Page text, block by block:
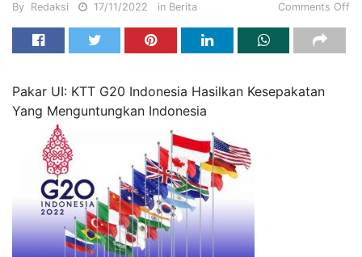
By Redaksi 17/11/2022 in Berita Comments Off
Pakar UI: KTT G20 Indonesia Hasilkan Kesepakatan
Yang Menguntungkan Indonesia